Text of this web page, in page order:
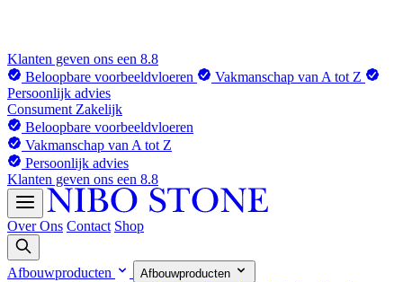
Klanten geven ons een 8.8
Beloopbare voorbeeldvloeren
Vakmanschap van A tot Z
Persoonlijk advies
Consument Zakelijk
Beloopbare voorbeeldvloeren
Vakmanschap van A tot Z
Persoonlijk advies
Klanten geven ons een 8.8
Over Ons Contact Shop
Afbouwproducten Afbouwproducten